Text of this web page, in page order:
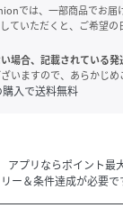
では、一部商品でお届
ていただくと、ご希望
場合、記載されている
いますので、あらかじめ
入で送料無料
アプリならポイント最
ー＆条件達成が必要で